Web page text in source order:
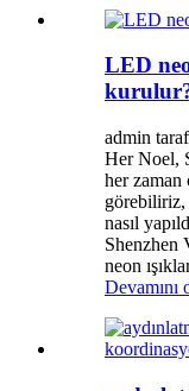
LED
admin
Her Noel,
her zaman
görebiliriz,
nasıl
Shenzhen
neon
Devamını